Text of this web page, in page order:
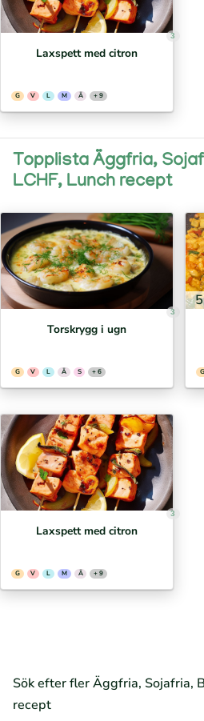
3
Laxspett med citron
G V L M Ä + 9
Topplista Äggfria,
LCHF, Lunch recept
3
Torskrygg i ugn
G V L Ä S + 6 G
3
Laxspett med citron
G V L M Ä + 9
Sök efter fler Äggfria, Sojafria,
recept